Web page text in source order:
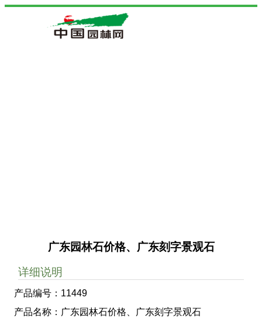
广东园林石价格、广东刻字景观石
详细说明
产品编号：11449
产品名称：广东园林石价格、广东刻字景观石